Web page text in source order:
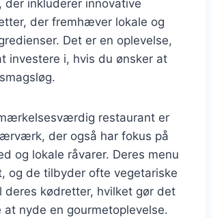
der inkluderer innovative
der fremhæver lokale og
Det er en oplevelse,
investere i, hvis du ønsker at
restaurant er
der også har fokus på
og lokale råvarer. Deres menu
og de tilbyder ofte vegetariske
deres kødretter, hvilket gør det
at nyde en gourmetoplevelse.